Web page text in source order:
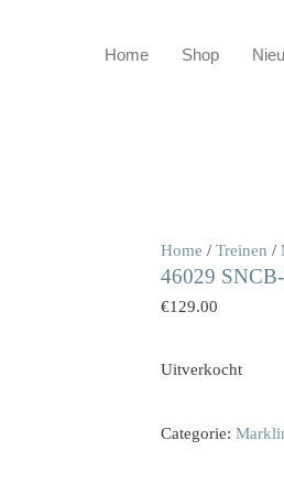
Home Shop
Home / Treinen /
46029
€129.00
Uitverkocht
Categorie: